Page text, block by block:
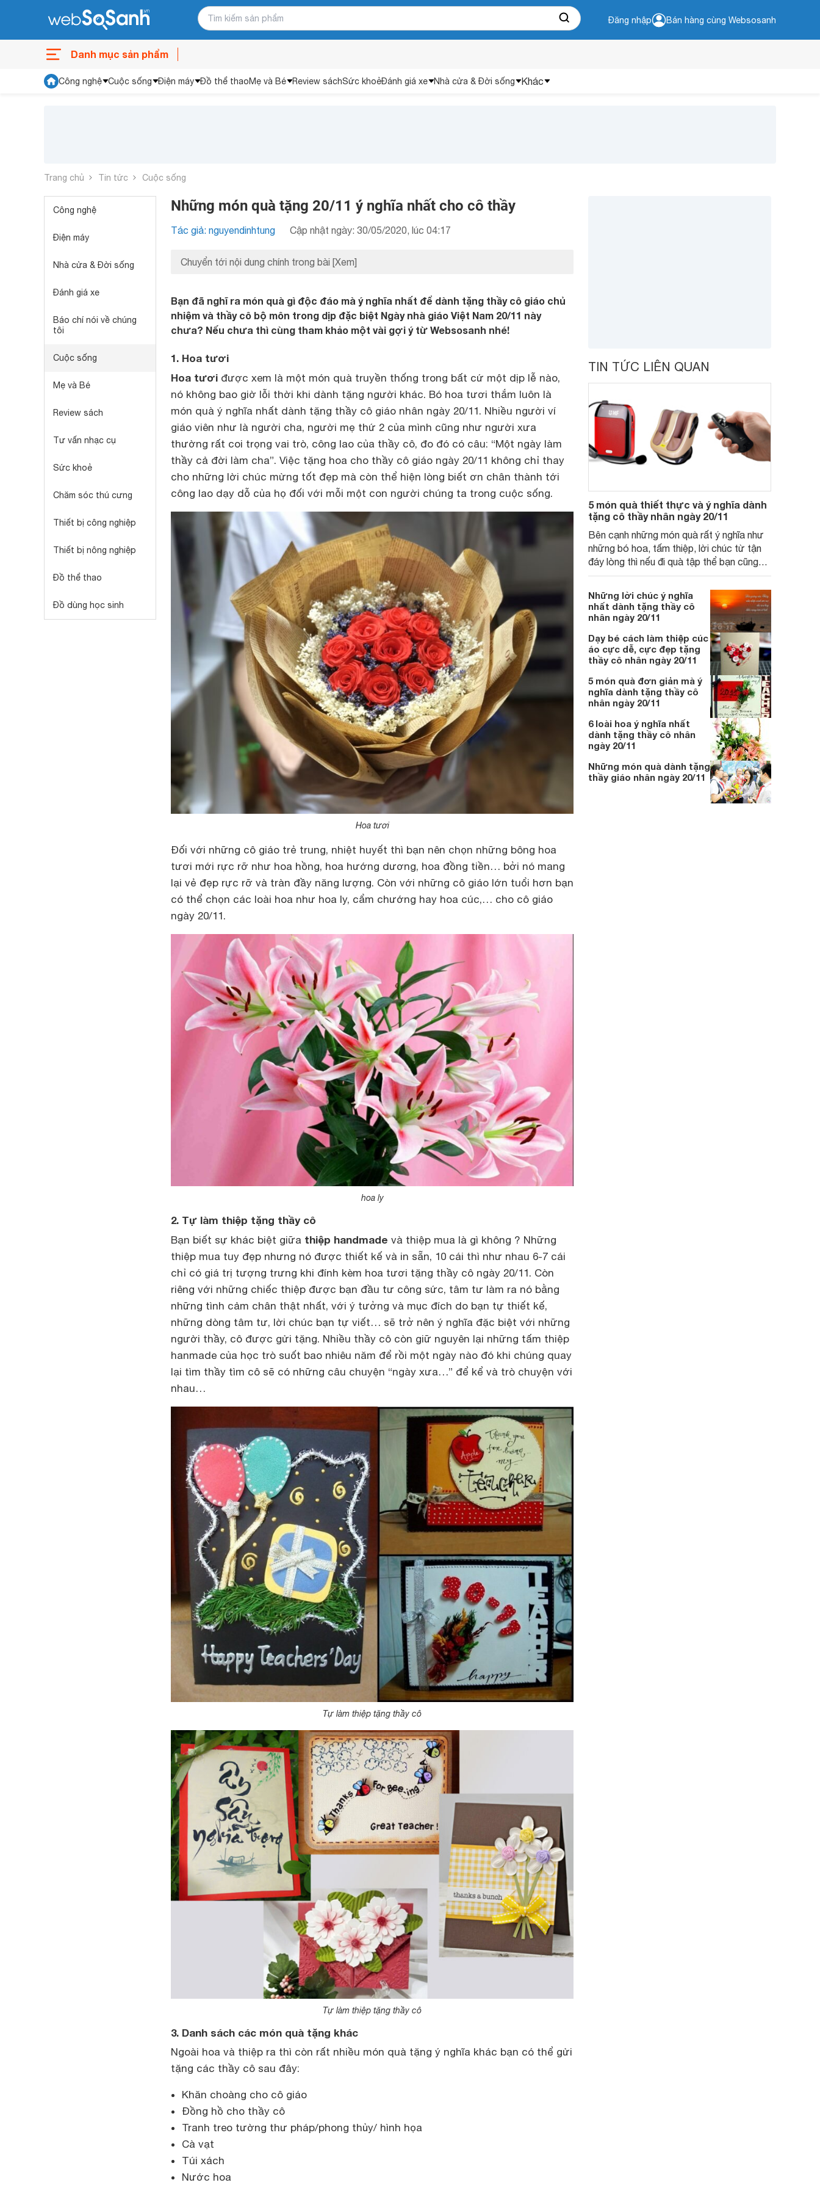
Đăng nhập Bán hàng cùng Websosanh
Danh mục sản phẩm
Công nghệ Cuộc sống Điện máy Đồ thể thaoMẹ và Bé Review sáchSức khoẻĐánh giá xe Nhà cửa & Đời sống Khác
Trang chủ Tin tức Cuộc sống
Công nghệ
Điện máy
Nhà cửa & Đời sống
Đánh giá xe
Báo chí nói về chúng
tôi
Cuộc sống
Mẹ và Bé
Review sách
Tư vấn nhạc cụ
Sức khoẻ
Chăm sóc thú cưng
Thiết bị công nghiệp
Thiết bị nông nghiệp
Đồ thể thao
Đồ dùng học sinh
Những món quà tặng 20/11 ý nghĩa nhất cho cô thầy
Tác giả: nguyendinhtung Cập nhật ngày: 30/05/2020, lúc 04:17
Chuyển tới nội dung chính trong bài [Xem]
Bạn đã nghĩ ra món quà gì độc đáo mà ý nghĩa nhất để dành tặng thầy cô giáo chủ
nhiệm và thầy cô bộ môn trong dịp đặc biệt Ngày nhà giáo Việt Nam 20/11 này
chưa? Nếu chưa thì cùng tham khảo một vài gợi ý từ Websosanh nhé!
1. Hoa tươi
Hoa tươi được xem là một món quà truyền thống trong bất cứ một dịp lễ nào,
nó không bao giờ lỗi thời khi dành tặng người khác. Bó hoa tươi thắm luôn là
món quà ý nghĩa nhất dành tặng thầy cô giáo nhân ngày 20/11. Nhiều người ví
giáo viên như là người cha, người mẹ thứ 2 của mình cũng như người xưa
thường rất coi trọng vai trò, công lao của thầy cô, đo đó có câu: “Một ngày làm
thầy cả đời làm cha”. Việc tặng hoa cho thầy cô giáo ngày 20/11 không chỉ thay
cho những lời chúc mừng tốt đẹp mà còn thể hiện lòng biết ơn chân thành tới
công lao dạy dỗ của họ đối với mỗi một con người chúng ta trong cuộc sống.
Hoa tươi
Đối với những cô giáo trẻ trung, nhiệt huyết thì bạn nên chọn những bông hoa
tươi mới rực rỡ như hoa hồng, hoa hướng dương, hoa đồng tiền… bởi nó mang
lại vẻ đẹp rực rỡ và tràn đầy năng lượng. Còn với những cô giáo lớn tuổi hơn bạn
có thể chọn các loài hoa như hoa ly, cẩm chướng hay hoa cúc,… cho cô giáo
ngày 20/11.
hoa ly
2. Tự làm thiệp tặng thầy cô
Bạn biết sự khác biệt giữa thiệp handmade và thiệp mua là gì không ? Những
thiệp mua tuy đẹp nhưng nó được thiết kế và in sẵn, 10 cái thì như nhau 6-7 cái
chỉ có giá trị tượng trưng khi đính kèm hoa tươi tặng thầy cô ngày 20/11. Còn
riêng với những chiếc thiệp được bạn đầu tư công sức, tâm tư làm ra nó bằng
những tình cảm chân thật nhất, với ý tưởng và mục đích do bạn tự thiết kế,
những dòng tâm tư, lời chúc bạn tự viết… sẽ trở nên ý nghĩa đặc biệt với những
người thầy, cô được gửi tặng. Nhiều thầy cô còn giữ nguyên lại những tấm thiệp
hanmade của học trò suốt bao nhiêu năm để rồi một ngày nào đó khi chúng quay
lại tìm thầy tìm cô sẽ có những câu chuyện “ngày xưa…” để kể và trò chuyện với
nhau…
Tự làm thiệp tặng thầy cô
Tự làm thiệp tặng thầy cô
3. Danh sách các món quà tặng khác
Ngoài hoa và thiệp ra thì còn rất nhiều món quà tặng ý nghĩa khác bạn có thể gửi
tặng các thầy cô sau đây:
Khăn choàng cho cô giáo
Đồng hồ cho thầy cô
Tranh treo tường thư pháp/phong thủy/ hình họa
Cà vạt
Túi xách
Nước hoa
TIN TỨC LIÊN QUAN
5 món quà thiết thực và ý nghĩa dành
tặng cô thầy nhân ngày 20/11
Bên cạnh những món quà rất ý nghĩa như
những bó hoa, tấm thiệp, lời chúc từ tận
đáy lòng thì nếu đi quà tập thể bạn cũng
có thể tham khảo 5 gợi ý thiết thực mà ý
Những lời chúc ý nghĩa
nhất dành tặng thầy cô
nhân ngày 20/11
Dạy bé cách làm thiệp cúc
áo cực dễ, cực đẹp tặng
thầy cô nhân ngày 20/11
5 món quà đơn giản mà ý
nghĩa dành tặng thầy cô
nhân ngày 20/11
6 loài hoa ý nghĩa nhất
dành tặng thầy cô nhân
ngày 20/11
Những món quà dành tặng
thầy giáo nhân ngày 20/11